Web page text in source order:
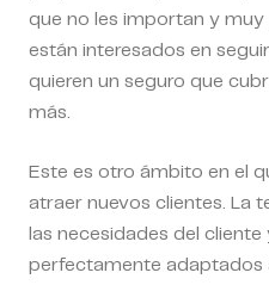
que no les importan y muy
están interesados en
quieren un seguro que
más.
Este es otro ámbito en el
atraer nuevos clientes. La
las necesidades del
perfectamente adaptados